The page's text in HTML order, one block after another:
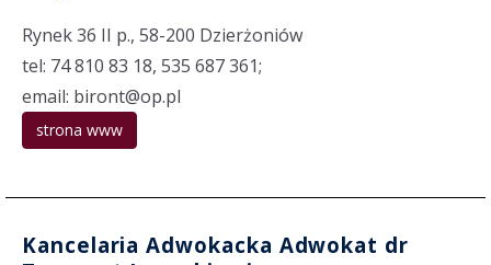
Rynek 36 II p., 58-200 Dzierżoniów
tel: 74 810 83 18, 535 687 361;
email: biront@op.pl
strona www
Kancelaria Adwokacka Adwokat dr